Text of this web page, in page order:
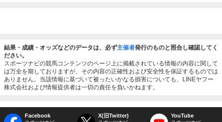
結果・成績・オッズなどのデータは、必ず主催者発行のものと照合し確認してく
ださい。
スポーツナビの競馬コンテンツのページ上に掲載されている情報の内容に関して
は万全を期しておりますが、その内容の正確性および安全性を保証するものでは
ありません。当該情報に基づいて被ったいかなる損害についても、LINEヤフー
株式会社および情報提供者は一切の責任を負いかねます。
Facebook X(旧Twitter) YouTube